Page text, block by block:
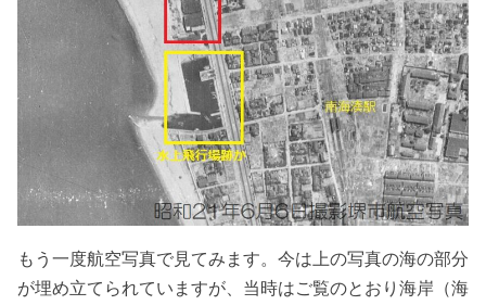
もう一度航空写真で見てみます。今は上の写真の海の部分
が埋め立てられていますが、当時はご覧のとおり海岸（海